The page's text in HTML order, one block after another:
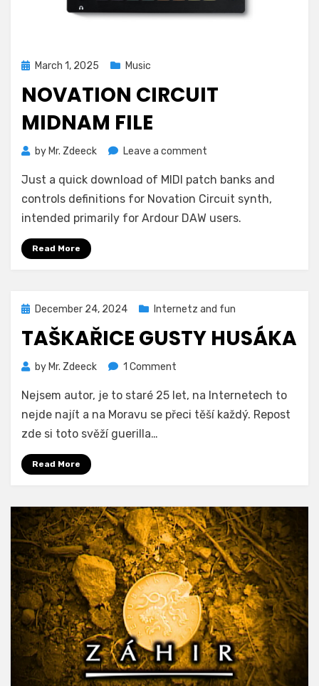
PostedMarch 1, 2025 Music
NOVATION CIRCUIT
MIDNAM FILE
by Mr. Zdeeck Leave a comment
Circuit
MIDNAM
File
Just a quick download of MIDI patch banks and
controls definitions for Novation Circuit synth,
intended primarily for Ardour DAW users.
Read More
PostedDecember 24, 2024 Internetz and fun
TAŠKAŘICE GUSTY HUSÁKA
by Mr. Zdeeck 1 Comment
Gusty
Husáka
Nejsem autor, je to staré 25 let, na Internetech to
nejde najít a na Moravu se přeci těší každý. Repost
zde si toto svěží guerilla…
Read More